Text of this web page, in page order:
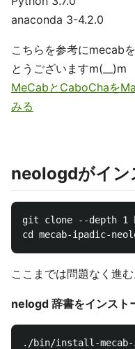
anaconda 3-4.2.0
こちらを参考にmecab
とうございますm(__)m
MeCabとCaboChaを
みる
neologdがイン
git clone --depth 1
ここまでは問題なく進む
nelogd 辞書をインスト